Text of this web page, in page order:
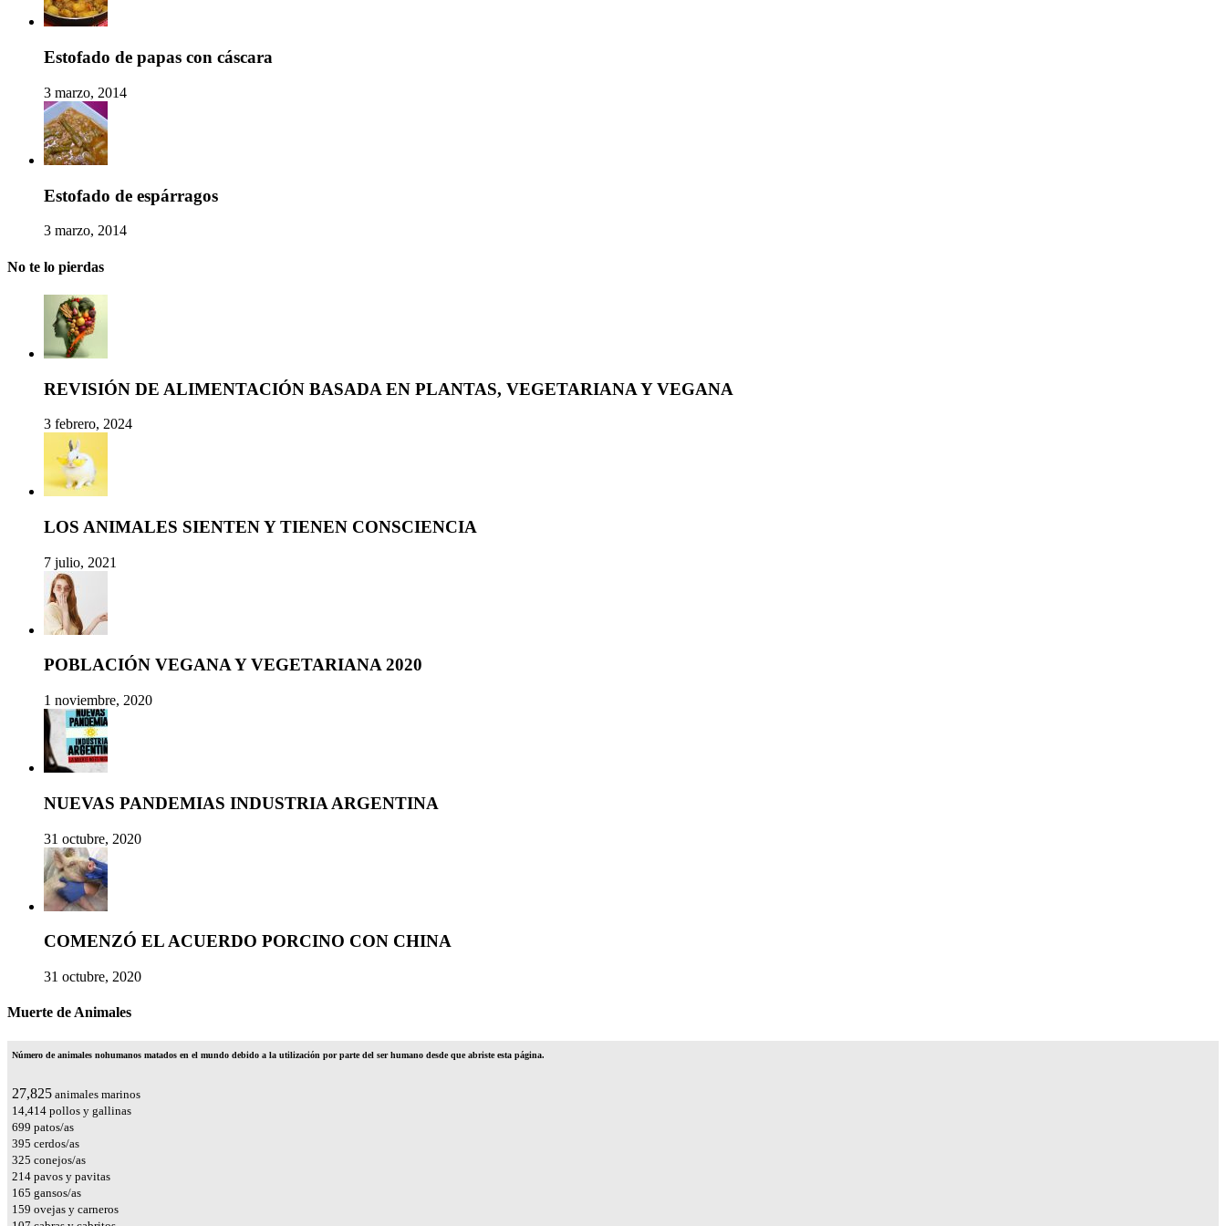
Estofado de papas con cáscara
3 marzo, 2014
Estofado de espárragos
3 marzo, 2014
No te lo pierdas
REVISIÓN DE ALIMENTACIÓN BASADA EN PLANTAS, VEGETARIANA Y VEGANA
3 febrero, 2024
LOS ANIMALES SIENTEN Y TIENEN CONSCIENCIA
7 julio, 2021
POBLACIÓN VEGANA Y VEGETARIANA 2020
1 noviembre, 2020
NUEVAS PANDEMIAS INDUSTRIA ARGENTINA
31 octubre, 2020
COMENZÓ EL ACUERDO PORCINO CON CHINA
31 octubre, 2020
Muerte de Animales
Número de animales nohumanos matados en el mundo debido a la utilización por parte del ser humano desde que abriste esta página.
32,820 animales marinos
17,002 pollos y gallinas
825 patos/as
465 cerdos/as
384 conejos/as
252 pavos y pavitas
194 gansos/as
188 ovejas y carneros